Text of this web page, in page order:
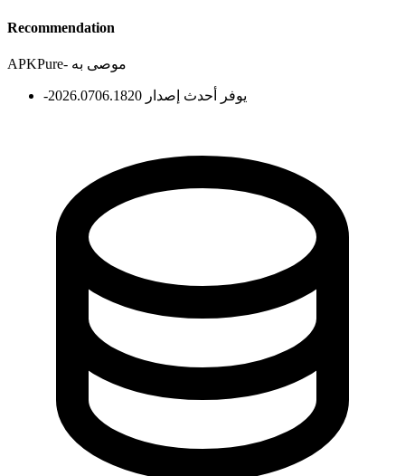
Recommendation
APKPure- موصى به
- يوفر أحدث إصدار 2026.0706.1820